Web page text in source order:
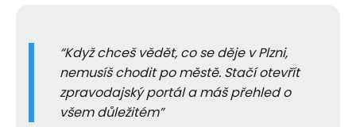
Když chceš vědět, co se děje v Plzni,
nemusíš chodit po městě. Stačí otevřít
zpravodajský portál a máš přehled o
všem důležitém